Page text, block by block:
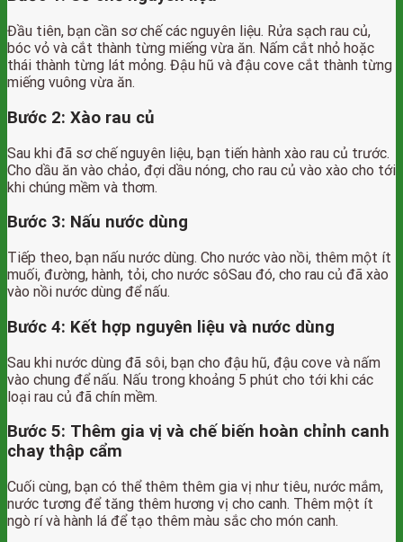
Đầu tiên, bạn cần sơ chế các nguyên liệu. Rửa sạch rau củ,
bóc vỏ và cắt thành từng miếng vừa ăn. Nấm cắt nhỏ hoặc
thái thành từng lát mỏng. Đậu hũ và đậu cove cắt thành từng
miếng vuông vừa ăn.
Bước 2: Xào rau củ
Sau khi đã sơ chế nguyên liệu, bạn tiến hành xào rau củ trước.
Cho dầu ăn vào chảo, đợi dầu nóng, cho rau củ vào xào cho tới
khi chúng mềm và thơm.
Bước 3: Nấu nước dùng
Tiếp theo, bạn nấu nước dùng. Cho nước vào nồi, thêm một ít
muối, đường, hành, tỏi, cho nước sôSau đó, cho rau củ đã xào
vào nồi nước dùng để nấu.
Bước 4: Kết hợp nguyên liệu và nước dùng
Sau khi nước dùng đã sôi, bạn cho đậu hũ, đậu cove và nấm
vào chung để nấu. Nấu trong khoảng 5 phút cho tới khi các
loại rau củ đã chín mềm.
Bước 5: Thêm gia vị và chế biến hoàn chỉnh canh
chay thập cẩm
Cuối cùng, bạn có thể thêm thêm gia vị như tiêu, nước mắm,
nước tương để tăng thêm hương vị cho canh. Thêm một ít
ngò rí và hành lá để tạo thêm màu sắc cho món canh.